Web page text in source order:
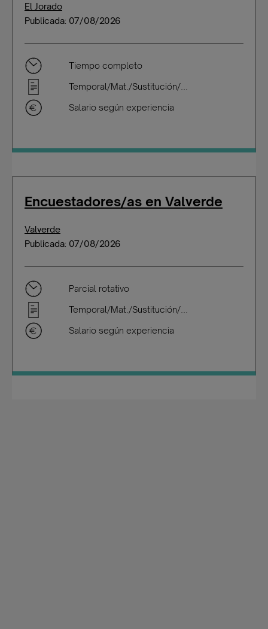
El Jorado
Publicada: 07/08/2026
Tiempo completo
Temporal/Mat./Sustitución/...
Salario según experiencia
Encuestadores/as en Valverde
Valverde
Publicada: 07/08/2026
Parcial rotativo
Temporal/Mat./Sustitución/...
Salario según experiencia